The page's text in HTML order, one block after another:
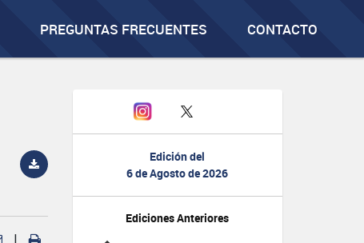
PREGUNTAS FRECUENTES CONTACTO
Edición del
6 de Agosto de 2026
Ediciones Anteriores
|